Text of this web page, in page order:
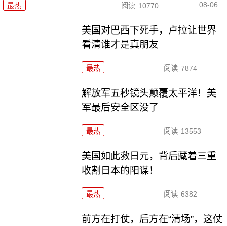
最热 阅读 10770 08-06
美国对巴西下死手，卢拉让世界
看清谁才是真朋友
最热 阅读 7874
解放军五秒镜头颠覆太平洋！美
军最后安全区没了
最热 阅读 13553
美国如此救日元，背后藏着三重
收割日本的阳谋！
最热 阅读 6382
前方在打仗，后方在“清场”，这仗